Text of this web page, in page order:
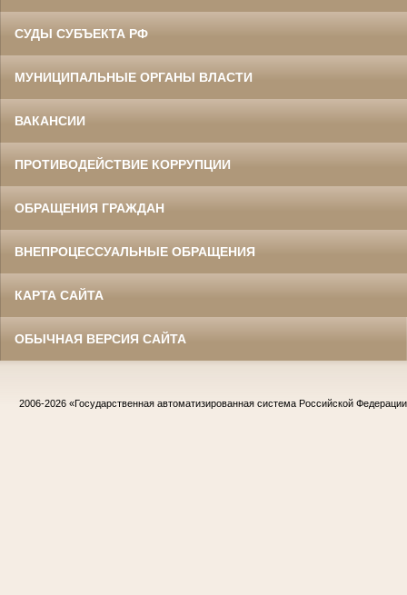
СУДЫ СУБЪЕКТА РФ
МУНИЦИПАЛЬНЫЕ ОРГАНЫ ВЛАСТИ
ВАКАНСИИ
ПРОТИВОДЕЙСТВИЕ КОРРУПЦИИ
ОБРАЩЕНИЯ ГРАЖДАН
ВНЕПРОЦЕССУАЛЬНЫЕ ОБРАЩЕНИЯ
КАРТА САЙТА
ОБЫЧНАЯ ВЕРСИЯ САЙТА
2006-2026 «Государственная автоматизированная система Российской